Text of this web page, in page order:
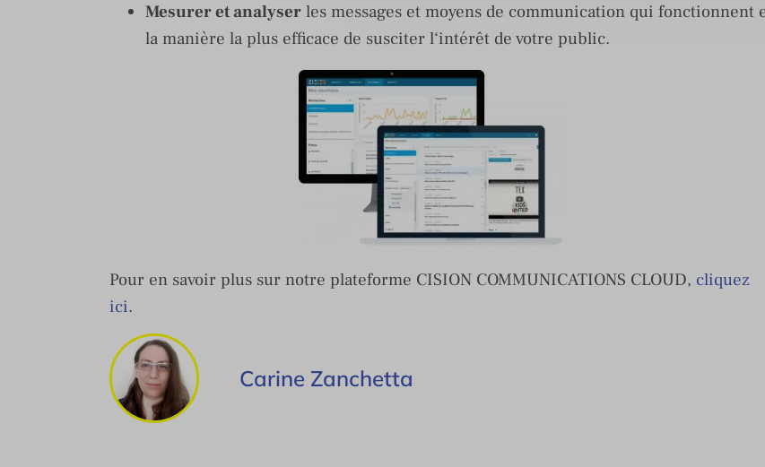
Mesurer et analyser les messages et moyens de communication qui fonctionnent
la manière la plus efficace de susciter l‘intérêt de votre public.
Pour en savoir plus sur notre plateforme CISION COMMUNICATIONS CLOUD, cliquez
ici.
Carine Zanchetta